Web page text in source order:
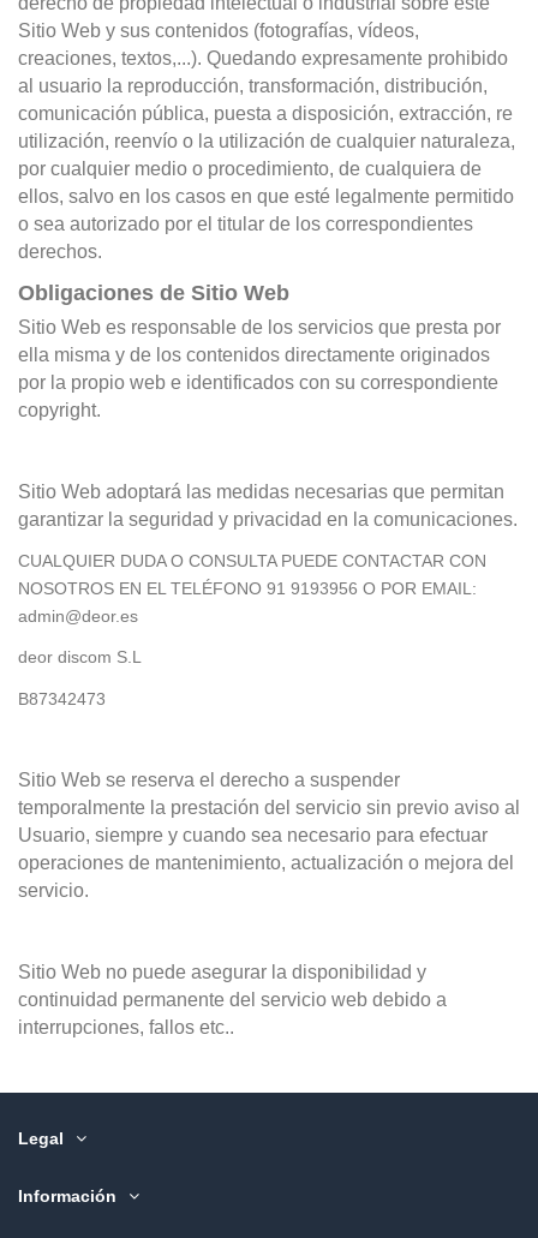
Sitio Web y sus contenidos (fotografías, vídeos,
creaciones, textos,...). Quedando expresamente prohibido
al usuario la reproducción, transformación, distribución,
comunicación pública, puesta a disposición, extracción, re
utilización, reenvío o la utilización de cualquier naturaleza,
por cualquier medio o procedimiento, de cualquiera de
ellos, salvo en los casos en que esté legalmente permitido
o sea autorizado por el titular de los correspondientes
derechos.
Obligaciones de Sitio Web
Sitio Web es responsable de los servicios que presta por
ella misma y de los contenidos directamente originados
por la propio web e identificados con su correspondiente
copyright.
Sitio Web adoptará las medidas necesarias que permitan
garantizar la seguridad y privacidad en la comunicaciones.
CUALQUIER DUDA O CONSULTA PUEDE CONTACTAR CON
NOSOTROS EN EL TELÉFONO 91 9193956 O POR EMAIL:
admin@deor.es
deor discom S.L
B87342473
Sitio Web se reserva el derecho a suspender
temporalmente la prestación del servicio sin previo aviso al
Usuario, siempre y cuando sea necesario para efectuar
operaciones de mantenimiento, actualización o mejora del
servicio.
Sitio Web no puede asegurar la disponibilidad y
continuidad permanente del servicio web debido a
interrupciones, fallos etc..
Legal
Información